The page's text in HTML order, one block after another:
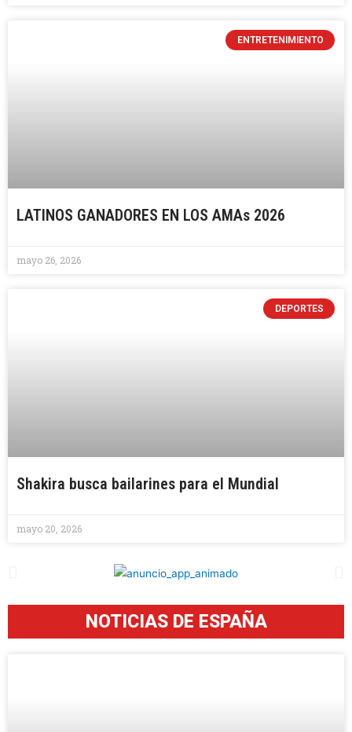
ENTRETENIMIENTO
LATINOS GANADORES EN LOS AMAs 2026
mayo 26, 2026
DEPORTES
Shakira busca bailarines para el Mundial
mayo 20, 2026
NOTICIAS DE ESPAÑA